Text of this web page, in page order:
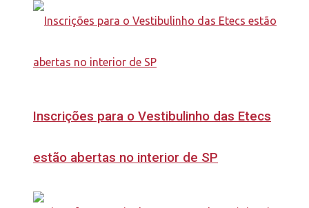
Inscrições para o Vestibulinho das Etecs
estão abertas no interior de SP